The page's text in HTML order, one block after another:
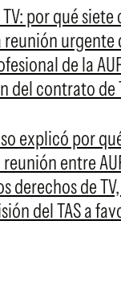
por qué siete
urgente
de la
del contrato de
explicó por
entre
derechos de
del TAS a